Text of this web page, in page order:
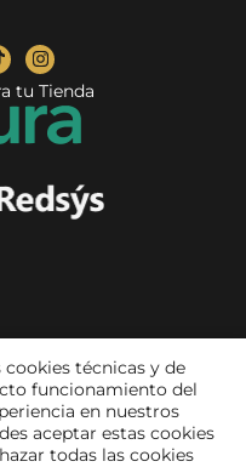
tu Tienda
técnicas y de
funcionamiento del
en nuestros
aceptar estas cookies
todas las cookies